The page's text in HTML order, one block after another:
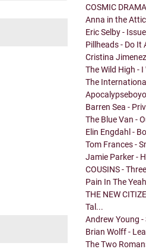
COSMIC
Anna in the
Eric Selby -
Pillheads - Do It
Cristina
The Wild High -
The
Barren Sea -
The Blue Van -
Elin Engdahl -
Tom Frances -
Jamie Parker -
COUSINS -
Pain In The
THE NEW
Tal...
Andrew Young -
Brian Wolff -
The Two